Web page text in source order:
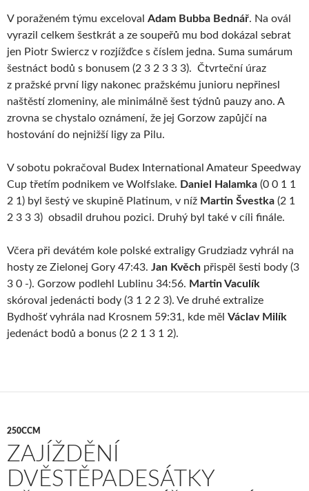
V poraženém týmu exceloval Adam Bubba Bednář. Na ovál
vyrazil celkem šestkrát a ze soupeřů mu bod dokázal sebrat
jen Piotr Swiercz v rozjížďce s číslem jedna. Suma sumárum
šestnáct bodů s bonusem (2 3 2 3 3 3). Čtvrteční úraz
z pražské první ligy nakonec pražskému junioru nepřinesl
naštěstí zlomeniny, ale minimálně šest týdnů pauzy ano. A
zrovna se chystalo oznámení, že jej Gorzow zapůjčí na
hostování do nejnižší ligy za Pilu.
V sobotu pokračoval Budex International Amateur Speedway
Cup třetím podnikem ve Wolfslake. Daniel Halamka (0 0 1 1
2 1) byl šestý ve skupině Platinum, v níž Martin Švestka (2 1
2 3 3 3) obsadil druhou pozici. Druhý byl také v cíli finále.
Včera při devátém kole polské extraligy Grudziadz vyhrál na
hosty ze Zielonej Gory 47:43. Jan Kvěch přispěl šesti body (3
3 0 -). Gorzow podlehl Lublinu 34:56. Martin Vaculík
skóroval jedenácti body (3 1 2 2 3). Ve druhé extralize
Bydhošť vyhrála nad Krosnem 59:31, kde měl Václav Milík
jedenáct bodů a bonus (2 2 1 3 1 2).
250CCM
ZAJÍŽDĚNÍ
DVĚSTĚPADESÁTKY